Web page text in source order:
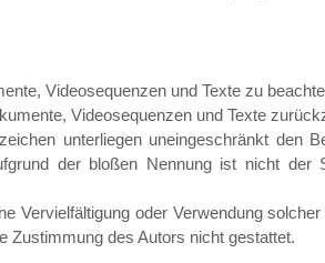
Videosequenzen und Texte zu
Videosequenzen und Texte
unterliegen uneingeschränkt den
der bloßen Nennung ist nicht
Vervielfältigung oder Verwendung
Zustimmung des Autors nicht gestattet.